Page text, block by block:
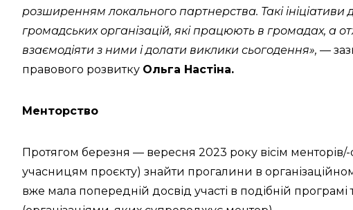
розширенням локального партнерства. Такі
громадських організацій, які працюють в громадах, а
взаємодіяти з ними і долати виклики сьогодення», —
правового розвитку Ольга Настіна.
Менторство
Протягом березня — вересня 2023 року вісім
учасницям проєкту) знайти прогалини в
вже мала попередній досвід участі в подібній програмі